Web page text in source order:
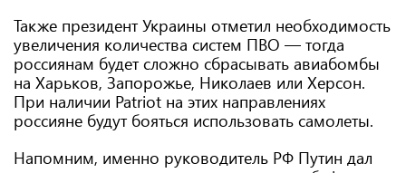
Также президент Украины отметил необходимость
увеличения количества систем ПВО — тогда
россиянам будет сложно сбрасывать авиабомбы
на Харьков, Запорожье, Николаев или Херсон.
При наличии Patriot на этих направлениях
россияне будут бояться использовать самолеты.
Напомним, именно руководитель РФ Путин дал